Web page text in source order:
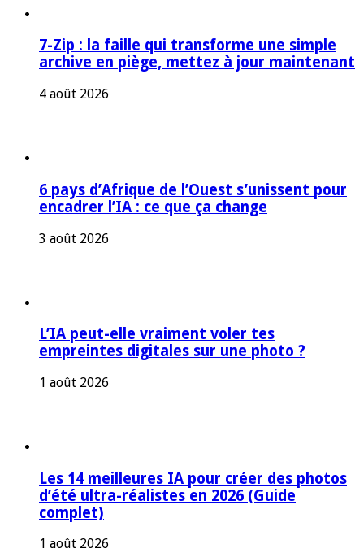
7-Zip : la faille qui transforme une simple
archive en piège, mettez à jour maintenant
4 août 2026
6 pays d’Afrique de l’Ouest s’unissent pour
encadrer l’IA : ce que ça change
3 août 2026
L’IA peut-elle vraiment voler tes
empreintes digitales sur une photo ?
1 août 2026
Les 14 meilleures IA pour créer des photos
d’été ultra-réalistes en 2026 (Guide
complet)
1 août 2026